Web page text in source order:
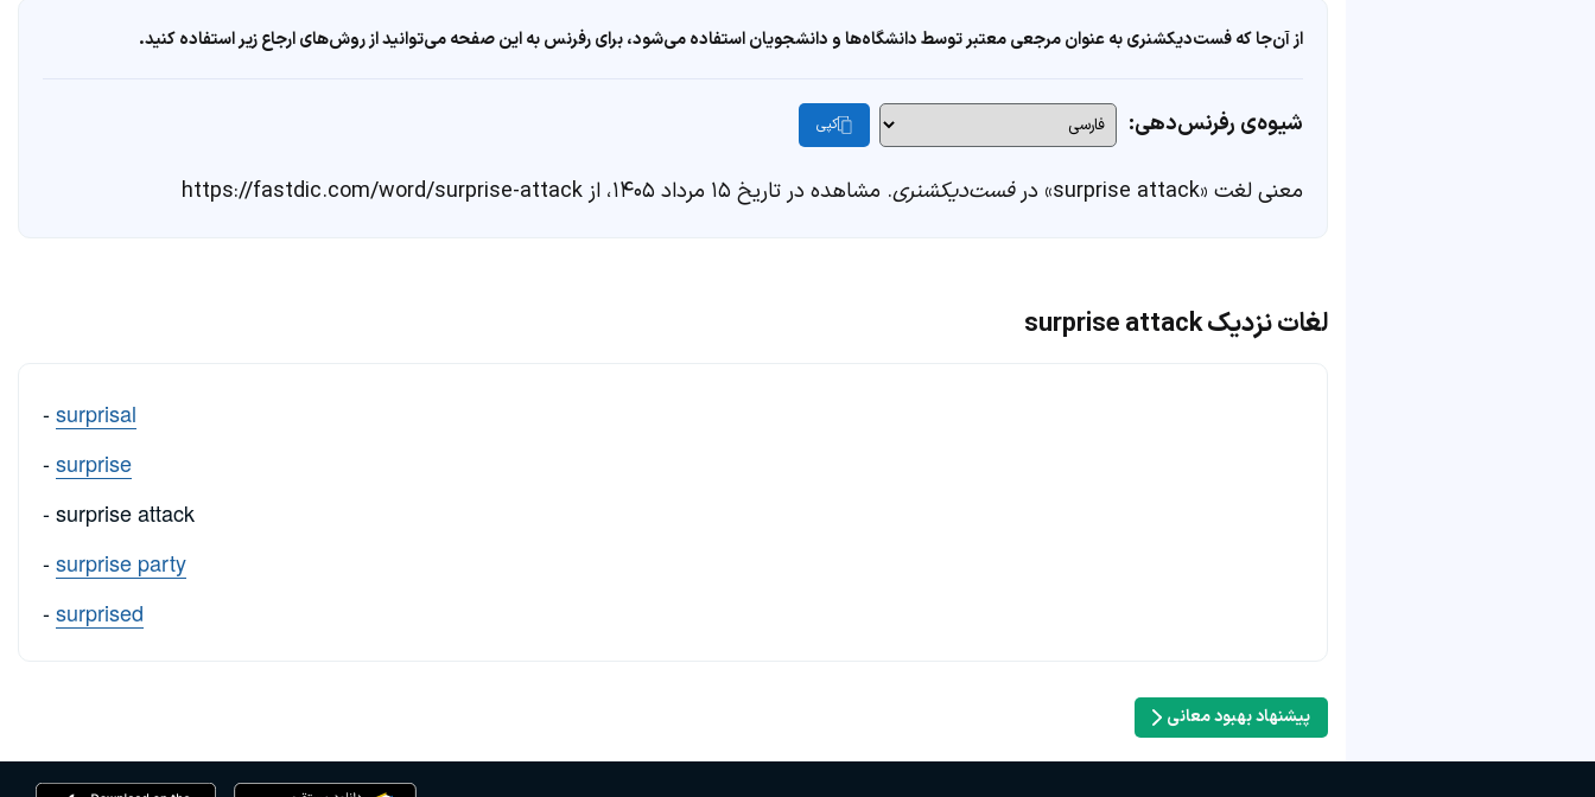
از آن‌جا که فست‌دیکشنری به عنوان مرجعی معتبر توسط دانشگاه‌ها و دانشجویان استفاده می‌شود، برای رفرنس به این صفحه می‌توانید از روش‌های ارجاع زیر استفاده کنید.
شیوه‌ی رفرنس‌دهی: کپی
معنی لغت «surprise attack» در فست‌دیکشنری. مشاهده در تاریخ ۱۵ مرداد ۱۴۰۵، از https://fastdic.com/word/surprise-attack
لغات نزدیک surprise attack
-surprisal
-surprise
- surprise attack
-surprise party
-surprised
پیشنهاد بهبود معانی